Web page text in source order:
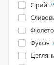
Сірий
Фуксія